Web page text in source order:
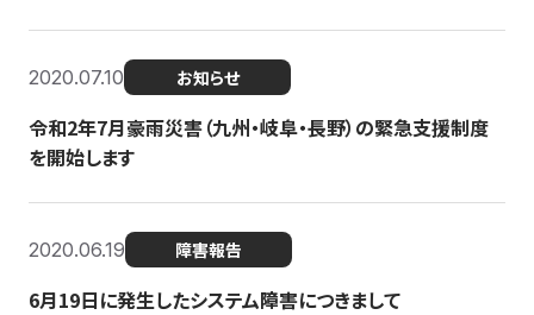
2020.07.10 お知らせ
令和2年7月豪雨災害（九州・岐阜・長野）の緊急支援制度
を開始します
2020.06.19 障害報告
6月19日に発生したシステム障害につきまして